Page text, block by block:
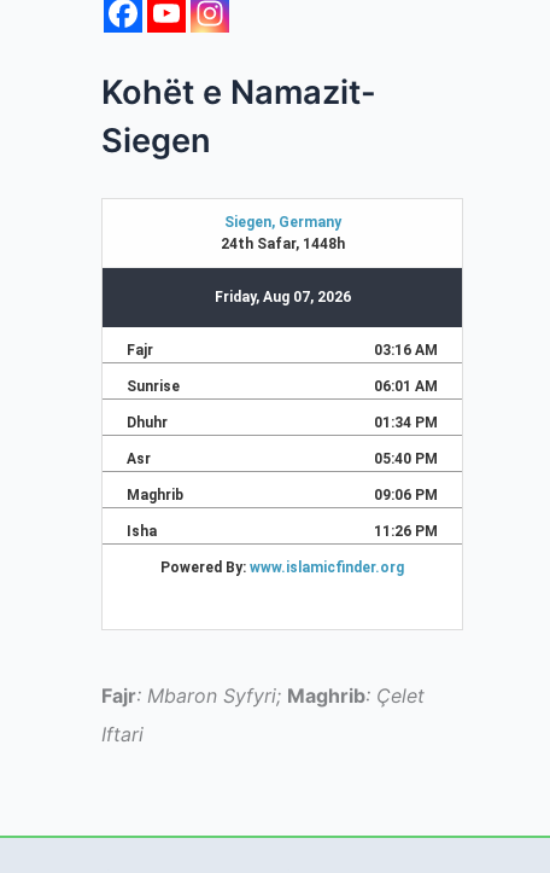
Kohët e Namazit-
Siegen
Fajr: Mbaron Syfyri; Maghrib: Çelet
Iftari